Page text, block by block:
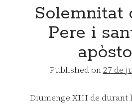
Solemnitat
Pere i
Published on27 de
Diumenge XIII de durant